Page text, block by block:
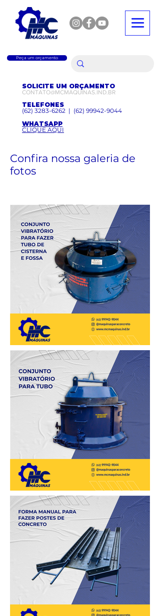
Peça um orçamento
SOLICITE UM ORÇAMENTO
CONTATO@MCMAQUINAS.IND.BR
TELEFONES
(62) 3283-6262 | (62) 99942-9044
WHATSAPP
CLIQUE AQUI
Confira nossa galeria de
fotos